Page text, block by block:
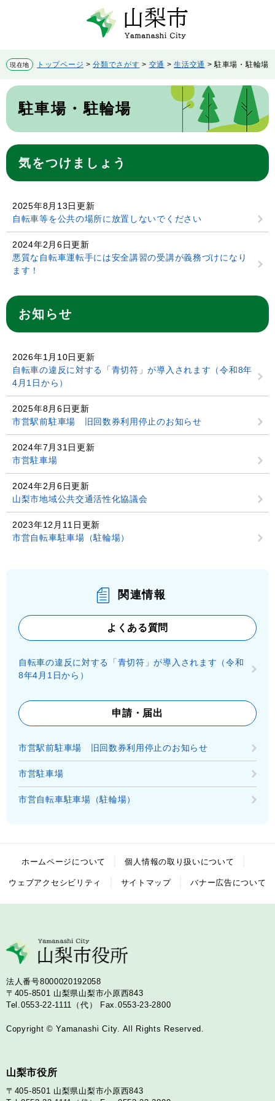
先
頭
す。
を
飛
し
本
へ
現在地 トップページ >分類でさがす > 交通 >生活交通 >駐車場・駐輪場
本
駐車場・駐輪場
気をつけましょう
2025年8月13日更新
自転車等を公共の場所に放置しないでください
2024年2月6日更新
悪質な自転車運転手には安全講習の受講が義務づけになり
ます！
お知らせ
2026年1月10日更新
自転車の違反に対する「青切符」が導入されます（令和8年
4月1日から）
2025年8月6日更新
市営駅前駐車場 旧回数券利用停止のお知らせ
2024年7月31日更新
市営駐車場
2024年2月6日更新
山梨市地域公共交通活性化協議会
2023年12月11日更新
市営自転車駐車場（駐輪場）
関連情報
よくある質問
自転車の違反に対する「青切符」が導入されます（令和
8年4月1日から）
申請・届出
市営駅前駐車場 旧回数券利用停止のお知らせ
市営駐車場
市営自転車駐車場（駐輪場）
ホームページについて 個人情報の取り扱いについて
ウェブアクセシビリティ サイトマップ バナー広告について
法人番号8000020192058
〒405-8501 山梨県山梨市小原西843
Tel.0553-22-1111（代）
Fax.0553-23-2800
Copyright © Yamanashi City. All Rights Reserved.
山梨市役所
〒405-8501 山梨県山梨市小原西843